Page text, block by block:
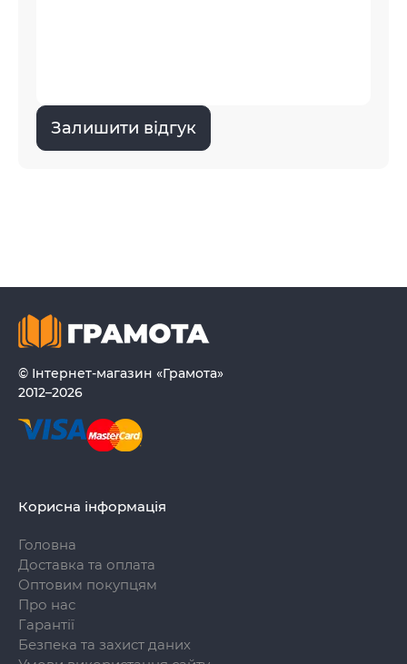
Залишити відгук
© Інтернет-магазин «Грамота»
2012–2026
Корисна інформація
Головна
Доставка та оплата
Оптовим покупцям
Про нас
Гарантії
Безпека та захист даних